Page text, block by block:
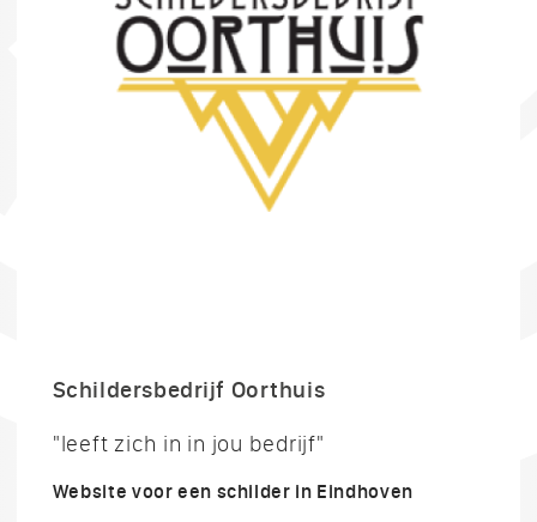
Schildersbedrijf Oorthuis
"leeft zich in in jou bedrijf"
Website voor een schilder in Eindhoven